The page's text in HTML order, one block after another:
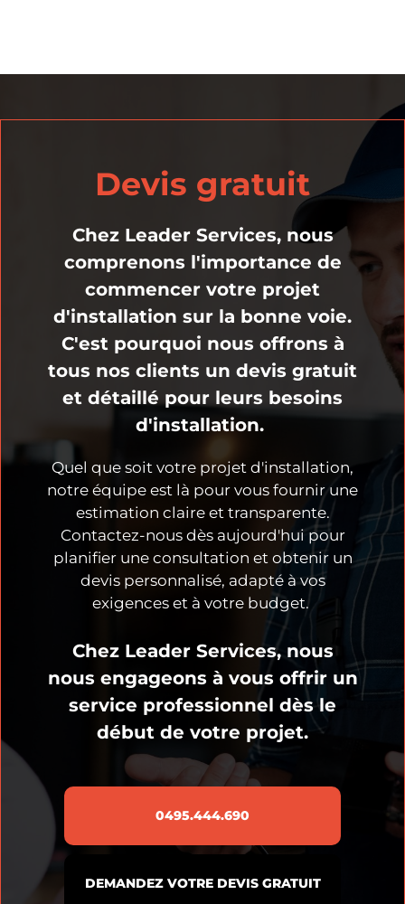
Devis gratuit
Chez Leader Services, nous
comprenons l'importance de
commencer votre projet
d'installation sur la bonne voie.
C'est pourquoi nous offrons à
tous nos clients un devis gratuit
et détaillé pour leurs besoins
d'installation.
Quel que soit votre projet d'installation,
notre équipe est là pour vous fournir une
estimation claire et transparente.
Contactez-nous dès aujourd'hui pour
planifier une consultation et obtenir un
devis personnalisé, adapté à vos
exigences et à votre budget.
Chez Leader Services, nous
nous engageons à vous offrir un
service professionnel dès le
début de votre projet.
0495.444.690
DEMANDEZ VOTRE DEVIS GRATUIT